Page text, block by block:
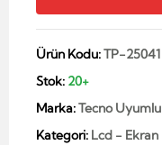
Ürün Kodu:TP-25041
Stok: 20+
Marka:Tecno Uyumlu
Kategori: Lcd - Ekran